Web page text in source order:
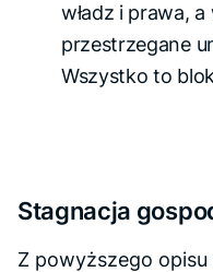
władz i prawa,
przestrzegane
Wszystko to
Stagnacja
Z powyższego